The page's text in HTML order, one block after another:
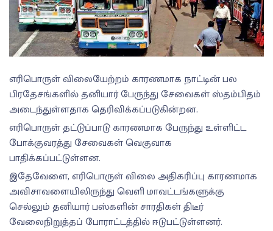
எரிபொருள் விலையேற்றம் காரணமாக நாட்டின் பல
பிரதேசங்களில் தனியார் பேருந்து சேவைகள் ஸ்தம்பிதம்
அடைந்துள்ளதாக தெரிவிக்கப்படுகின்றன.
எரிபொருள் தட்டுப்பாடு காரணமாக பேருந்து உள்ளிட்ட
போக்குவரத்து சேவைகள் வெகுவாக
பாதிக்கப்பட்டுள்ளன.
இதேவேளை, எரிபொருள் விலை அதிகரிப்பு காரணமாக
அவிசாவளையிலிருந்து வெளி மாவட்டங்களுக்கு
செல்லும் தனியார் பஸ்களின் சாரதிகள் திடீர்
வேலைநிறுத்தப் போராட்டத்தில் ஈடுபட்டுள்ளனர்.